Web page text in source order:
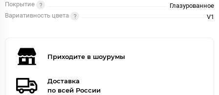
Покрытие
Глазурованное
Вариативность цвета
V1
Приходите в шоурумы
Доставка
по всей России